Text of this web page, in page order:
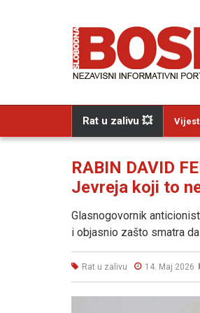
Rat u zalivu 💥
RABIN DAVID
Jevreja koji to
Glasnogovornik
i objasnio zašto smatra
Rat u zalivu 14. Maj 2026